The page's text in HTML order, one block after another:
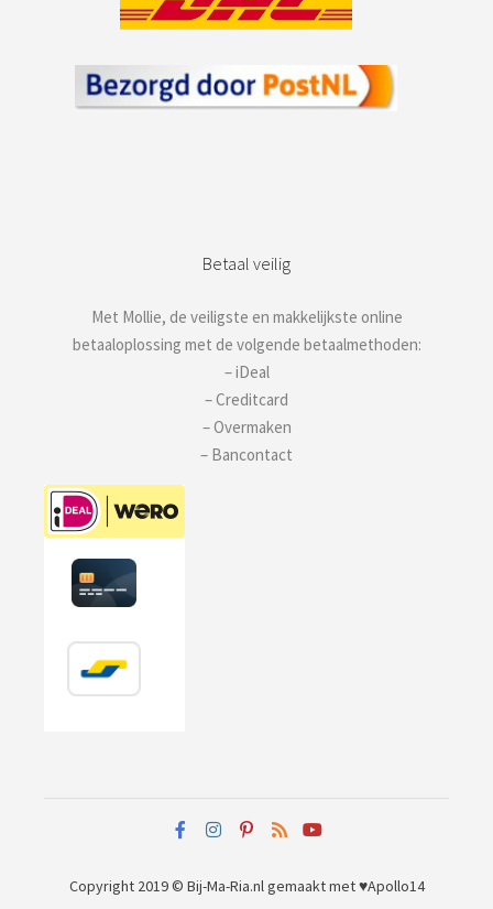
Betaal veilig
Met Mollie, de veiligste en makkelijkste online
betaaloplossing met de volgende betaalmethoden:
– iDeal
– Creditcard
– Overmaken
– Bancontact
Copyright 2019 © Bij-Ma-Ria.nlgemaakt met ♥Apollo14